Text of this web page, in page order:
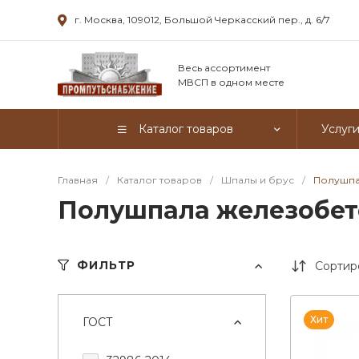
г. Москва, 109012, Большой Черкасский пер., д. 6/7
Весь ассортимент
МВСП в одном месте
Каталог товаров Услуги
Главная / Каталог товаров / Шпалы и брус /
Полушпала
ФИЛЬТР
ГОСТ Хит